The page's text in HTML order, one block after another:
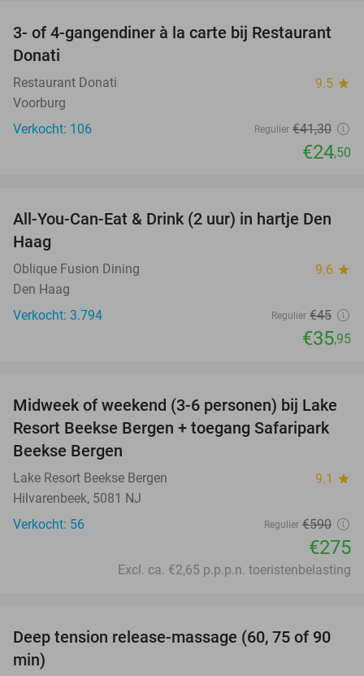
41%
3- of 4-gangendiner à la carte bij Restaurant
Donati
Restaurant Donati 9.5 star
Voorburg
Verkocht: 106
Regulier €41,30
€24,50
20%
All-You-Can-Eat & Drink (2 uur) in hartje Den
Haag
Oblique Fusion Dining 9.6 star
Den Haag
Verkocht: 3.794
Regulier €45
€35,95
53%
Midweek of weekend (3-6 personen) bij Lake
Resort Beekse Bergen + toegang Safaripark
Beekse Bergen
Lake Resort Beekse Bergen 9.1 star
Hilvarenbeek, 5081 NJ
Verkocht: 56
Regulier €590
€275
Excl. ca. €2,65 p.p.p.n. toeristenbelasting
49%
Deep tension release-massage (60, 75 of 90
min)